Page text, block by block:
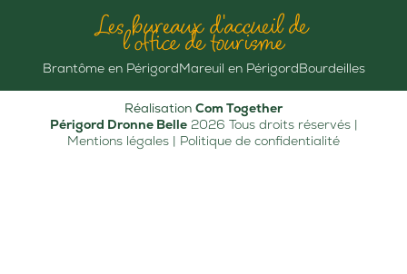
Les bureaux d'accueil de
l'office de tourisme
Brantôme en PérigordMareuil en PérigordBourdeilles
Réalisation Com Together
Périgord Dronne Belle2026 Tous droits réservés |
Mentions légales | Politique de confidentialité